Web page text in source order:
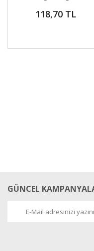
118,70 TL
GÜNCEL